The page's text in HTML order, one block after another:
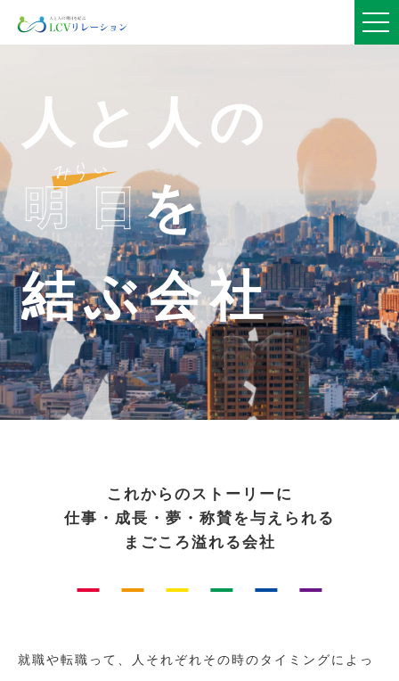
人と人の
を
結ぶ会社
これからのストーリーに
仕事・成長・夢・称賛を与えられる
まごころ溢れる会社
就職や転職って、人それぞれその時のタイミングによっ